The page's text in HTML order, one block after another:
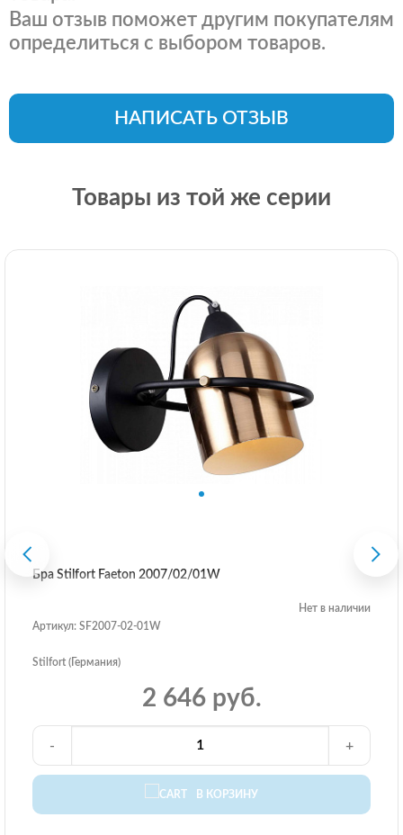
Ваш отзыв поможет другим покупателям
определиться с выбором товаров.
НАПИСАТЬ ОТЗЫВ
Товары из той же серии
Бра Stilfort Faeton 2007/02/01W
Нет в наличии
Артикул: SF2007-02-01W
Stilfort (Германия)
2 646 руб.
В КОРЗИНУ
- +